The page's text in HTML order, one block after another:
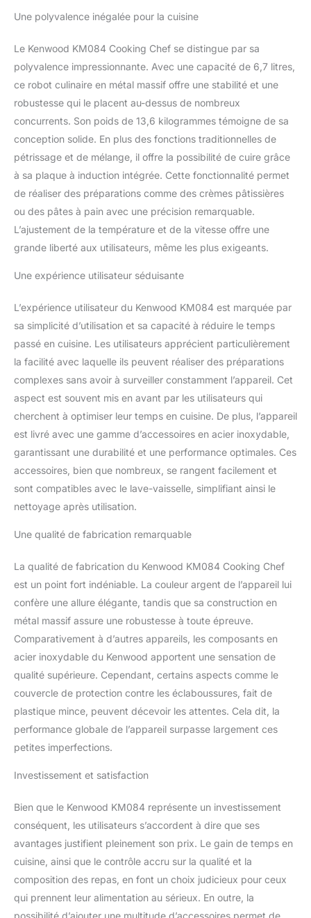
Une polyvalence inégalée pour la cuisine
Le Kenwood KM084 Cooking Chef se distingue par sa
polyvalence impressionnante. Avec une capacité de 6,7 litres,
ce robot culinaire en métal massif offre une stabilité et une
robustesse qui le placent au-dessus de nombreux
concurrents. Son poids de 13,6 kilogrammes témoigne de sa
conception solide. En plus des fonctions traditionnelles de
pétrissage et de mélange, il offre la possibilité de cuire grâce
à sa plaque à induction intégrée. Cette fonctionnalité permet
de réaliser des préparations comme des crèmes pâtissières
ou des pâtes à pain avec une précision remarquable.
L’ajustement de la température et de la vitesse offre une
grande liberté aux utilisateurs, même les plus exigeants.
Une expérience utilisateur séduisante
L’expérience utilisateur du Kenwood KM084 est marquée par
sa simplicité d’utilisation et sa capacité à réduire le temps
passé en cuisine. Les utilisateurs apprécient particulièrement
la facilité avec laquelle ils peuvent réaliser des préparations
complexes sans avoir à surveiller constamment l’appareil. Cet
aspect est souvent mis en avant par les utilisateurs qui
cherchent à optimiser leur temps en cuisine. De plus, l’appareil
est livré avec une gamme d’accessoires en acier inoxydable,
garantissant une durabilité et une performance optimales. Ces
accessoires, bien que nombreux, se rangent facilement et
sont compatibles avec le lave-vaisselle, simplifiant ainsi le
nettoyage après utilisation.
Une qualité de fabrication remarquable
La qualité de fabrication du Kenwood KM084 Cooking Chef
est un point fort indéniable. La couleur argent de l’appareil lui
confère une allure élégante, tandis que sa construction en
métal massif assure une robustesse à toute épreuve.
Comparativement à d’autres appareils, les composants en
acier inoxydable du Kenwood apportent une sensation de
qualité supérieure. Cependant, certains aspects comme le
couvercle de protection contre les éclaboussures, fait de
plastique mince, peuvent décevoir les attentes. Cela dit, la
performance globale de l’appareil surpasse largement ces
petites imperfections.
Investissement et satisfaction
Bien que le Kenwood KM084 représente un investissement
conséquent, les utilisateurs s’accordent à dire que ses
avantages justifient pleinement son prix. Le gain de temps en
cuisine, ainsi que le contrôle accru sur la qualité et la
composition des repas, en font un choix judicieux pour ceux
qui prennent leur alimentation au sérieux. En outre, la
possibilité d’ajouter une multitude d’accessoires permet de